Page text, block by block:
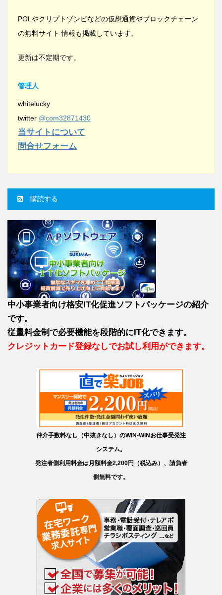
POLやクリプトゾンビなどの仮想通貨やブロックチェーン
の無料サイト 情報も掲載しています。
更新は不定期です。
管理人
whitelucky
twitter @com32871430
当サイトについて
問合せフォーム
購読する
中小事業者向け格安IT化促進ソフトパッケージの紹介
です。
従量料金制で必要機能を段階的にIT化できます。
クレジットカード登録なしでお試し利用ができます。
仲介手数料なし（中抜きなし）のWIN-WINお仕事受発注
システム。
発注者側利用料金は月額料金2,200円（税込み）、請負者
側無料です。